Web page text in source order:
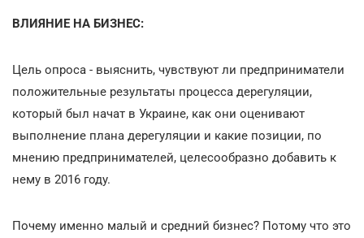
ВЛИЯНИЕ НА БИЗНЕС:
Цель опроса - выяснить, чувствуют ли предприниматели
положительные результаты процесса дерегуляции,
который был начат в Украине, как они оценивают
выполнение плана дерегуляции и какие позиции, по
мнению предпринимателей, целесообразно добавить к
нему в 2016 году.
Почему именно малый и средний бизнес? Потому что это